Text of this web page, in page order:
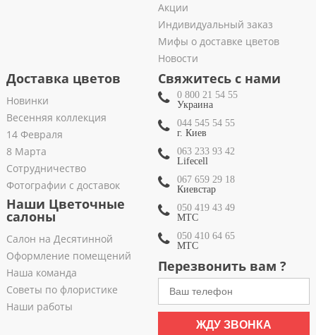
Акции
Индивидуальный заказ
Мифы о доставке цветов
Новости
Доставка цветов
Новинки
Весенняя коллекция
14 Февраля
8 Марта
Сотрудничество
Фотографии с доставок
Наши Цветочные
салоны
Салон на Десятинной
Оформление помещений
Наша команда
Советы по флористике
Наши работы
Свяжитесь с нами
0 800 21 54 55
Украина
044 545 54 55
г. Киев
063 233 93 42
Lifecell
067 659 29 18
Киевстар
050 419 43 49
МТС
050 410 64 65
МТС
Перезвонить вам ?
ЖДУ ЗВОНКА